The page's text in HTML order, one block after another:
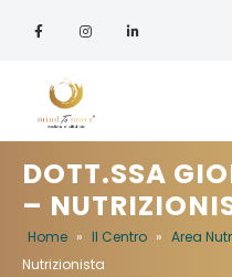
DOTT.SSA
–
Home » Il Centro » Area
Nutrizionista